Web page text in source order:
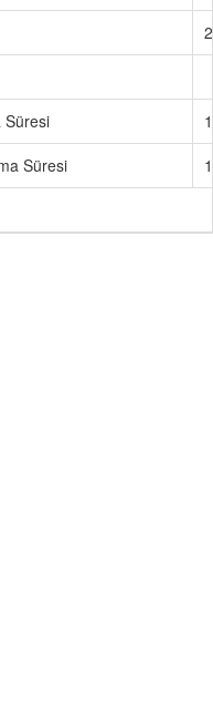
2
Süresi
1
Süresi
1